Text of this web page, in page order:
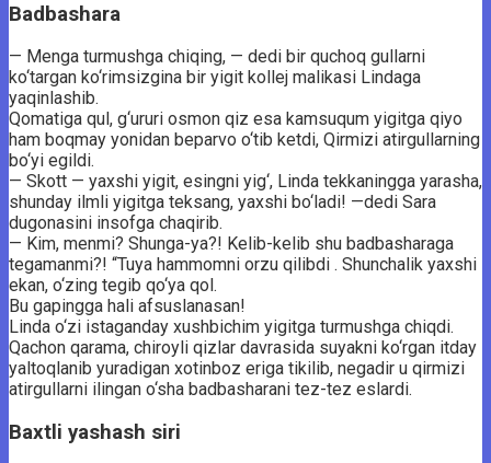
Badbashara
— Menga turmushga chiqing, — dedi bir quchoq gullarni
ko‘targan ko‘rimsizgina bir yigit kollej malikasi Lindaga
yaqinlashib.
Qomatiga qul, g‘ururi osmon qiz esa kamsuqum yigitga qiyo
ham boqmay yonidan beparvo o‘tib ketdi, Qirmizi atirgullarning
bo‘yi egildi.
— Skott — yaxshi yigit, esingni yig‘, Linda tekkaningga yarasha,
shunday ilmli yigitga teksang, yaxshi bo‘ladi! —dedi Sara
dugonasini insofga chaqirib.
— Kim, menmi? Shunga-ya?! Kelib-kelib shu badbasharaga
tegamanmi?! “Tuya hammomni orzu qilibdi . Shunchalik yaxshi
ekan, o‘zing tegib qo‘ya qol.
Bu gapingga hali afsuslanasan!
Linda o‘zi istaganday xushbichim yigitga turmushga chiqdi.
Qachon qarama, chiroyli qizlar davrasida suyakni ko‘rgan itday
yaltoqlanib yuradigan xotinboz eriga tikilib, negadir u qirmizi
atirgullarni ilingan o‘sha badbasharani tez-tez eslardi.
Baxtli yashash siri